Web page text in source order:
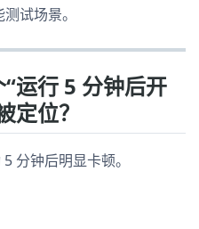
试场景。
运行 5 分钟后开
定位？
分钟后明显卡顿。